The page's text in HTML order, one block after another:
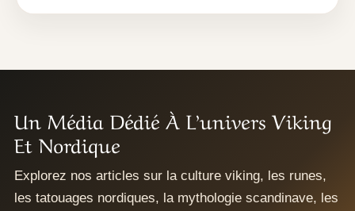
Un Média Dédié À L’univers Viking
Et Nordique
Explorez nos articles sur la culture viking, les runes,
les tatouages nordiques, la mythologie scandinave, les